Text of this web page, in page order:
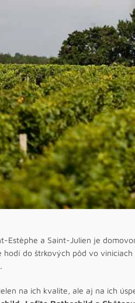
Estèphe a Saint-Julien je
hodí do štrkových pôd vo viniciach
.
na ich kvalite, ale aj na ich